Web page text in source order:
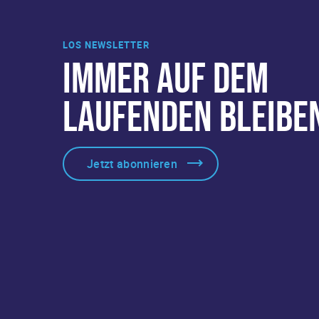
LOS NEWSLETTER
IMMER AUF DEM
LAUFENDEN
Jetzt abonnieren